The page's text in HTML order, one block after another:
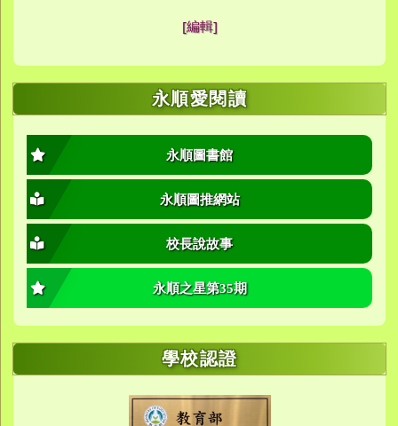
link to https://
[編輯]
永順愛閱讀
永順圖書館
永順圖推網站
校長說故事
永順之星第35期
學校認證